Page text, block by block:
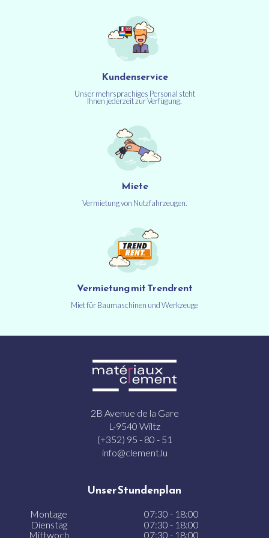
Kundenservice
Unser mehrsprachiges Personal steht
Ihnen jederzeit zur Verfügung.
Miete
Vermietung von Nutzfahrzeugen.
Vermietung mit Trendrent
Miet für Baumaschinen und Werkzeuge
2B Avenue de la Gare
L-9540 Wiltz
(+352) 95 - 80 - 51
info@clement.lu
Unser Stundenplan
Montage
07:30 - 18:00
Dienstag
07:30 - 18:00
Mittwoch
07:30 - 18:00